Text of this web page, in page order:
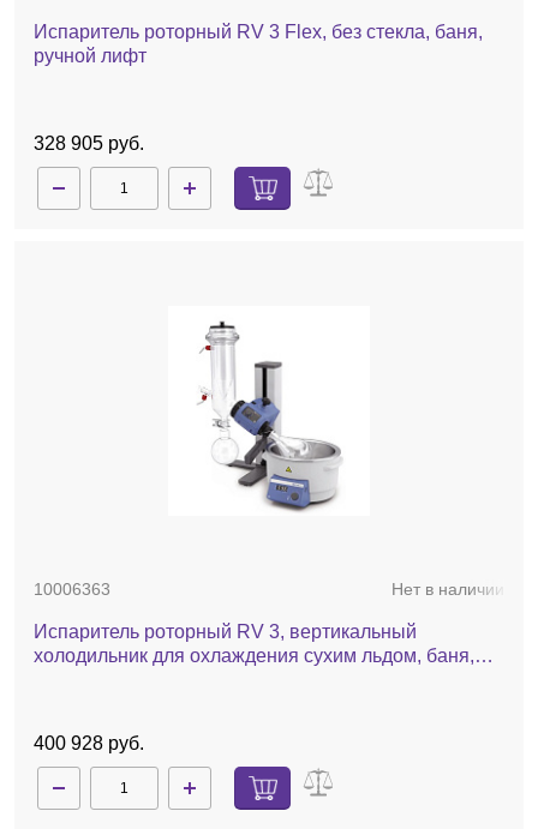
Испаритель роторный RV 3 Flex, без стекла, баня,
ручной лифт
328 905 руб.
10006363 Нет в наличии
Испаритель роторный RV 3, вертикальный
холодильник для охлаждения сухим льдом, баня,
400 928 руб.